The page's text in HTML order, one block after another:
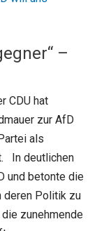
–
CDU hat
zur AfD
als
In deutlichen
und betonte die
deren Politik zu
zunehmende